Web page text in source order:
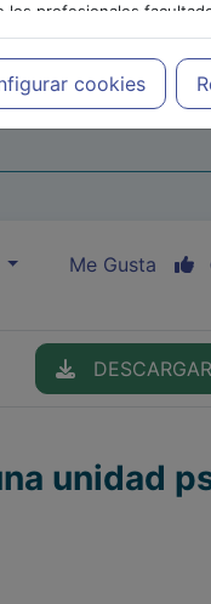
los profesionales
en cada caso
del paciente.
cookies
Me Gusta
DESCARGAR
unidad